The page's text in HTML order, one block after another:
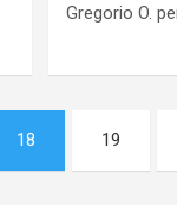
Gregorio O.
18 19